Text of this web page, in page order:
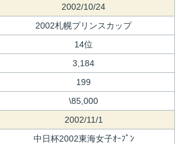
2002/10/24
2002札幌プリンスカップ
14位
3,184
199
\85,000
2002/11/1
中日杯2002東海女子ｵｰﾌﾟﾝ